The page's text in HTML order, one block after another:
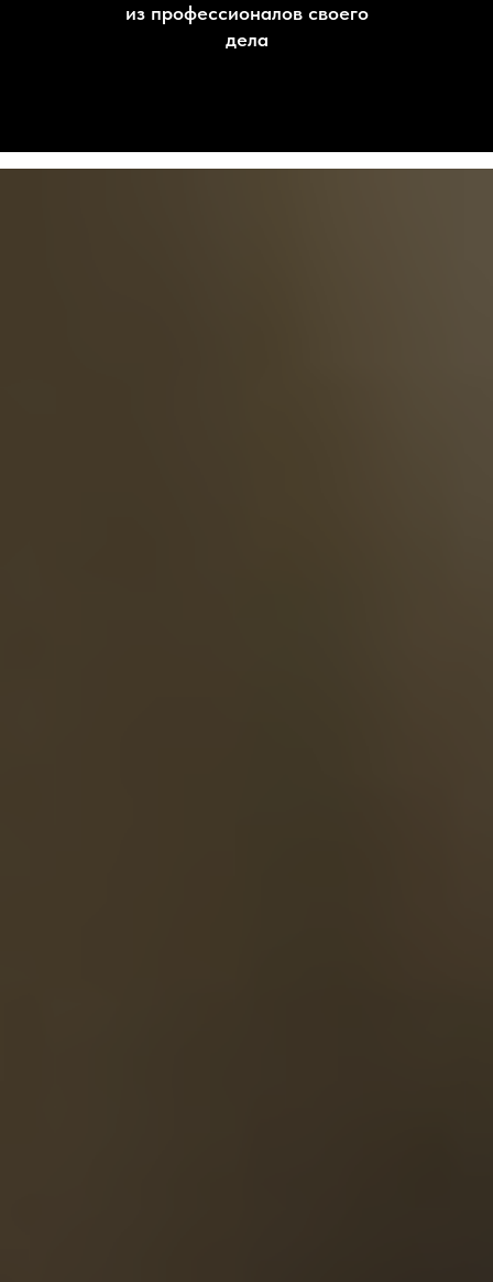
из профессионалов своего
дела